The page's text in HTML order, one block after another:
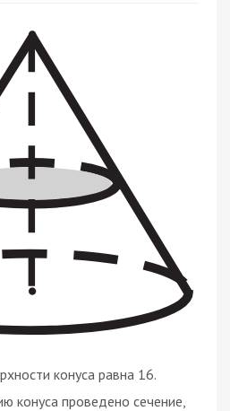
конуса равна 16.
конуса проведено сечение,